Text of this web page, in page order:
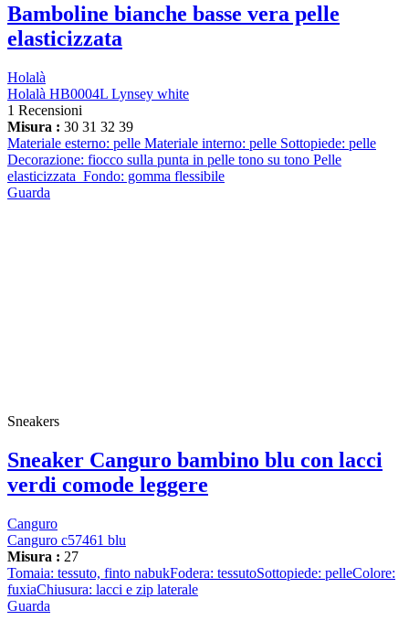
Bamboline bianche basse vera pelle
elasticizzata
Holalà
Holalà HB0004L Lynsey white
1 Recensioni
Misura : 30 31 32 39
Materiale esterno: pelle Materiale interno: pelle Sottopiede: pelle
Decorazione: fiocco sulla punta in pelle tono su tono Pelle
elasticizzata Fondo: gomma flessibile
Guarda
Sneakers
Sneaker Canguro bambino blu con lacci
verdi comode leggere
Canguro
Canguro c57461 blu
Misura : 27
Tomaia: tessuto, finto nabukFodera: tessutoSottopiede: pelleColore:
fuxiaChiusura: lacci e zip laterale
Guarda